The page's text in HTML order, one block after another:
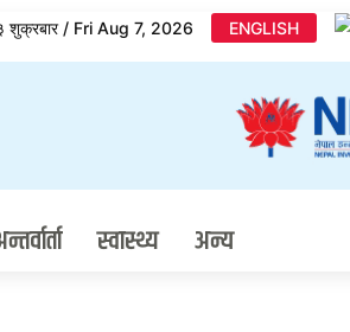
शुक्रबार / Fri Aug 7, 2026 ENGLISH
स्वास्थ्य अन्य